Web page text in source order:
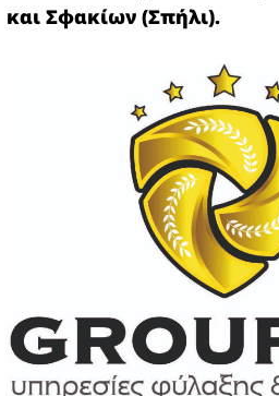
και Σφακίων (Σπήλι).